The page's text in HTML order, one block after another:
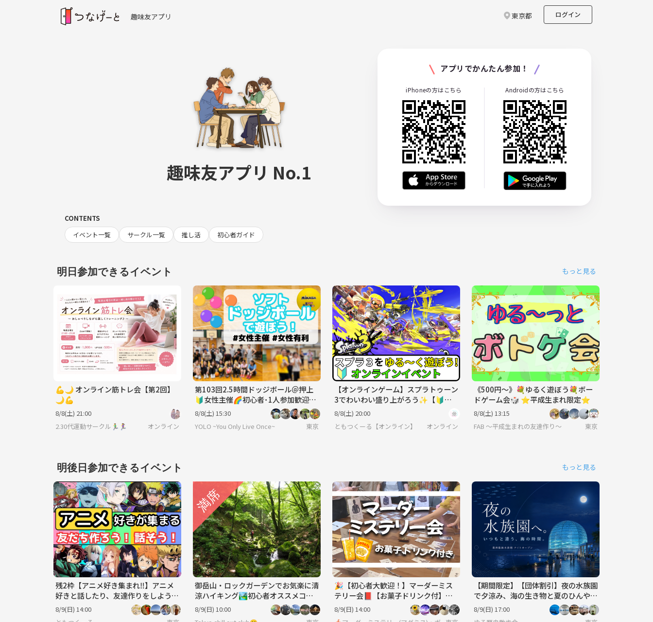
趣味友アプリ 東京都 ログイン
趣味友アプリ No.1
アプリでかんたん参加！
iPhoneの方はこちら Androidの方はこちら
CONTENTS
イベント一覧
サークル一覧 推し活 初心者ガイド
明日参加できるイベント もっと見る
💪🌙 オンライン筋トレ会【第2回】
🌙💪
8/8(土) 21:00
2.30代運動サークル🏃‍♂️🏃‍♀️
オンライン
第103回2.5時間ドッジボール＠押上
🔰女性主催🌈初心者･1人参加歓迎│
国際交流🉑
8/8(土) 15:30
YOLO ~You Only Live Once~
東京
【オンラインゲーム】スプラトゥーン
3でわいわい盛り上がろう✨【🔰ゲ
ーム初心者歓迎】
8/8(土) 20:00
ともつくーる【オンライン】
オンライン
《500円〜》💐ゆるく遊ぼう💐ボー
ドゲーム会🎲 ⭐︎平成生まれ限定⭐︎
8/8(土) 13:15
FAB 〜平成生まれの友達作り〜
東京
明後日参加できるイベント もっと見る
残2枠【アニメ好き集まれ‼️】アニメ
好きと話したり、友達作りをしよう
✨️【🔰新規大歓迎】【20代30代】
8/9(日) 14:00
御岳山・ロックガーデンでお気楽に清
涼ハイキング🏞初心者オススメコー
ス🔰
8/9(日) 10:00
🎉【初心者大歓迎！】マーダーミス
テリー会📕【お菓子ドリンク付】
【ボードゲーム、マダミス】
8/9(日) 14:00
【期間限定】【団体割引】夜の水族園
で夕涼み、海の生き物と夏のひんやり
時間を楽しもう🐟✨
8/9(日) 17:00